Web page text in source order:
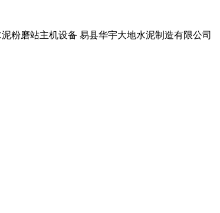
粉磨站主机设备 易县华宇大地水泥制造有限公司